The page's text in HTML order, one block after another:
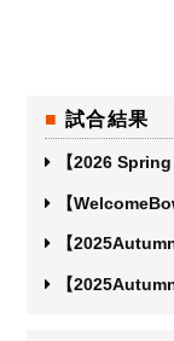
試合結果
【2026
【
【
【